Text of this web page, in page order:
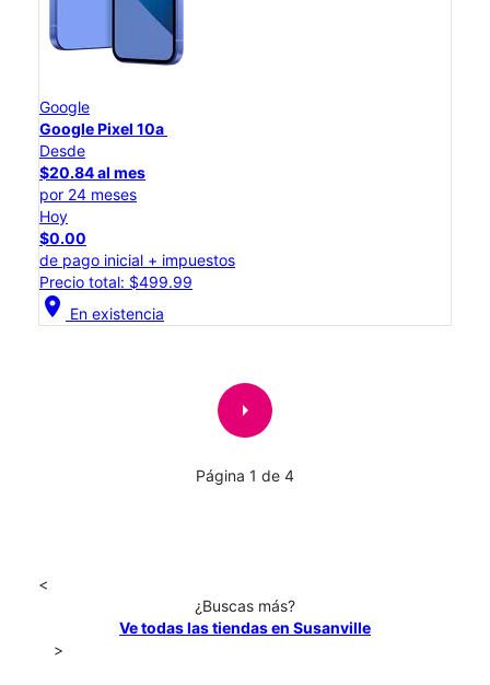
Google
Google Pixel 10a
Desde
$20.84 al mes
por 24 meses
Hoy
$0.00
de pago inicial + impuestos
Precio total: $499.99
location_on En existencia
arrow_right
Página 1 de 4
<
¿Buscas más?
Ve todas las tiendas en Susanville
>